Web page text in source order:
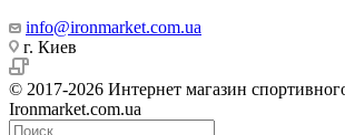
info@ironmarket.com.ua
г. Киев
© 2017-2026 Интернет магазин
Ironmarket.com.ua